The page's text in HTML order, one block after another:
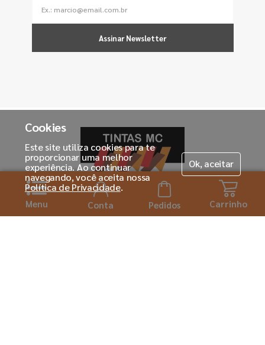
Menu Conta Pedidos Carrinho
Cookies
Este site utiliza cookies para te
proporcionar uma melhor
experiência. Ao continuar
navegando, você aceita nossa
Política de Privacidade.
Ok, aceitar
Assinar Newsletter
Horário de atendimento:
Seg. á Sexta-feira das 08h ás 18:00h